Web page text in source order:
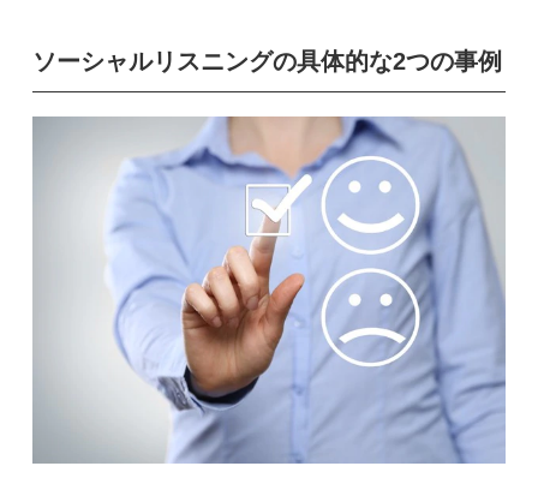
ソーシャルリスニングの具体的な2つの事例